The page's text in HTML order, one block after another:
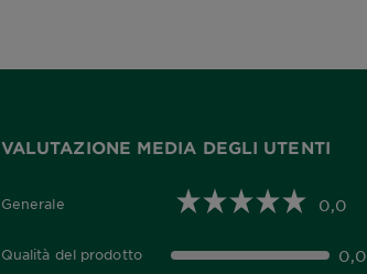
VALUTAZIONE MEDIA DEGLI UTENTI
Generale
0,0 out of 5 stars 0,0
Qualità del prodotto
0,0 out of 5 stars 0,0